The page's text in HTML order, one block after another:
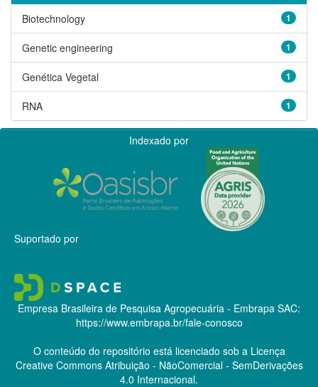
1
Biotechnology
1
Genetic engineering
1
Genética Vegetal
1
RNA
Indexado por
Suportado por
Empresa Brasileira de Pesquisa Agropecuária - Embrapa SAC:
https://www.embrapa.br/fale-conosco
O conteúdo do repositório está licenciado sob a Licença
Creative CommonsAtribuição - NãoComercial - SemDerivações
4.0 Internacional.